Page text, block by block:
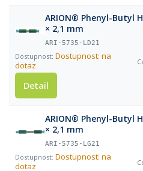
ARION® Phenyl-Butyl
× 2,1 mm
ARI-5735-LD21
Dostupnost: na
dotaz
Detail
ARION® Phenyl-Butyl
× 2,1 mm
ARI-5735-LG21
Dostupnost: na
dotaz